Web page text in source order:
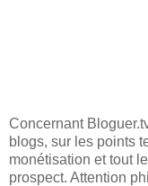
Concernant
blogs, sur les points
monétisation et tout
prospect. Attention